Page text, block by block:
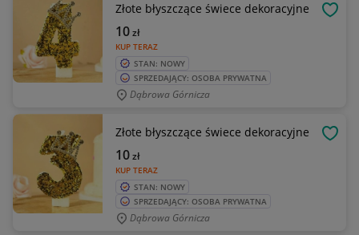
Złote błyszczące świece dekoracyjne
KUP TERAZ
10zł
STAN: NOWY
SPRZEDAJĄCY: OSOBA PRYWATNA
Dąbrowa Górnicza
Złote błyszczące świece dekoracyjne
KUP TERAZ
10zł
STAN: NOWY
SPRZEDAJĄCY: OSOBA PRYWATNA
Dąbrowa Górnicza